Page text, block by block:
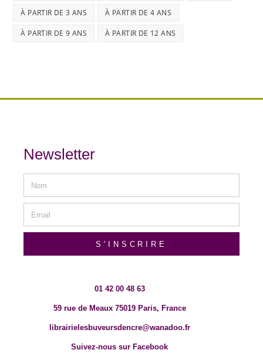
À PARTIR DE 3 ANS À PARTIR DE 4 ANS
À PARTIR DE 9 ANS À PARTIR DE 12 ANS
Newsletter
S'INSCRIRE
01 42 00 48 63
59 rue de Meaux 75019 Paris, France
librairielesbuveursdencre@wanadoo.fr
Suivez-nous sur Facebook